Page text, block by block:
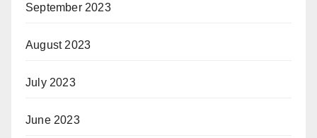
September 2023
August 2023
July 2023
June 2023